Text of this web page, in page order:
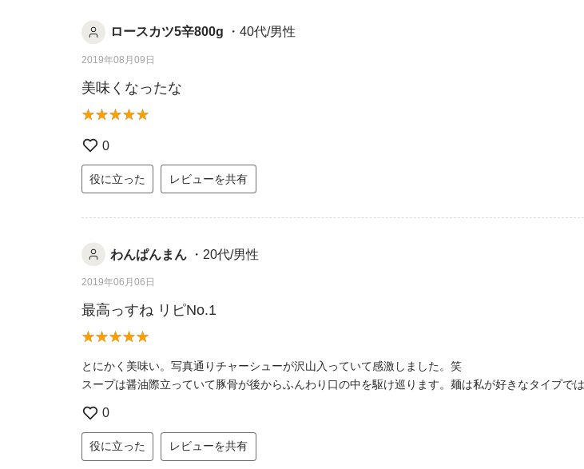
ロースカツ5辛800g ・40代/男性
2019年08月09日
美味くなったな
0
役に立った レビューを共有
わんぱんまん ・20代/男性
2019年06月06日
最高っすね リピNo.1
とにかく美味い。写真通りチャーシューが沢山入っていて感激しました。笑
スープは醤油際立っていて豚骨が後からふんわり口の中を駆け巡ります。麺は私が好きなタイプで
0
役に立った レビューを共有